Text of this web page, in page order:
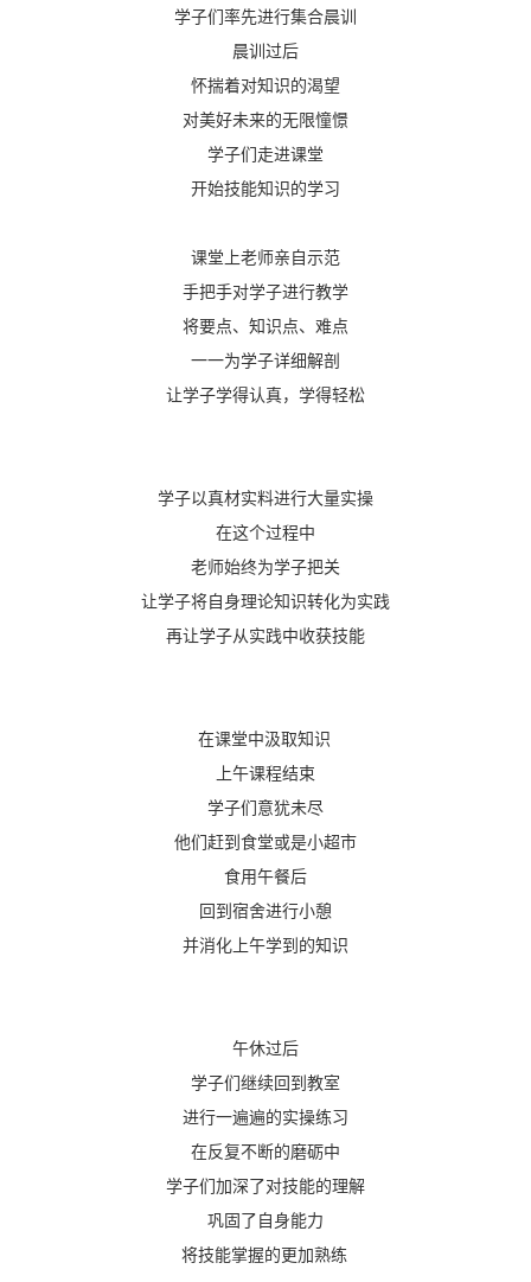
学子们率先进行集合晨训
晨训过后
怀揣着对知识的渴望
对美好未来的无限憧憬
学子们走进课堂
开始技能知识的学习
课堂上老师亲自示范
手把手对学子进行教学
将要点、知识点、难点
一一为学子详细解剖
让学子学得认真，学得轻松
学子以真材实料进行大量实操
在这个过程中
老师始终为学子把关
让学子将自身理论知识转化为实践
再让学子从实践中收获技能
在课堂中汲取知识
上午课程结束
学子们意犹未尽
他们赶到食堂或是小超市
食用午餐后
回到宿舍进行小憩
并消化上午学到的知识
午休过后
学子们继续回到教室
进行一遍遍的实操练习
在反复不断的磨砺中
学子们加深了对技能的理解
巩固了自身能力
将技能掌握的更加熟练